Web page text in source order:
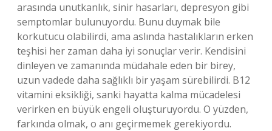
arasında unutkanlık, sinir hasarları, depresyon gibi
semptomlar bulunuyordu. Bunu duymak bile
korkutucu olabilirdi, ama aslında hastalıkların erken
teşhisi her zaman daha iyi sonuçlar verir. Kendisini
dinleyen ve zamanında müdahale eden bir birey,
uzun vadede daha sağlıklı bir yaşam sürebilirdi. B12
vitamini eksikliği, sanki hayatta kalma mücadelesi
verirken en büyük engeli oluşturuyordu. O yüzden,
farkında olmak, o anı geçirmemek gerekiyordu.